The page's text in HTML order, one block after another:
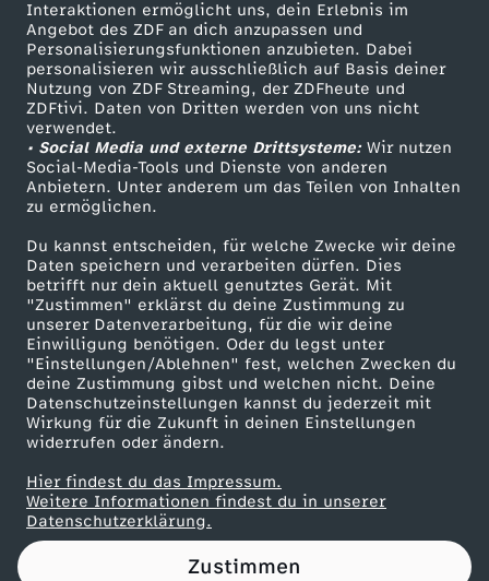
Interaktionen ermöglicht uns, dein Erlebnis im
Angebot des ZDF an dich anzupassen und
Personalisierungsfunktionen anzubieten. Dabei
personalisieren wir ausschließlich auf Basis deiner
Nutzung von ZDF Streaming, der ZDFheute und
ZDFtivi. Daten von Dritten werden von uns nicht
verwendet.
• Social Media und externe Drittsysteme:Wir nutzen
Social-Media-Tools und Dienste von anderen
Anbietern. Unter anderem um das Teilen von Inhalten
zu ermöglichen.
Du kannst entscheiden, für welche Zwecke wir deine
Daten speichern und verarbeiten dürfen. Dies
betrifft nur dein aktuell genutztes Gerät. Mit
"Zustimmen" erklärst du deine Zustimmung zu
unserer Datenverarbeitung, für die wir deine
Einwilligung benötigen. Oder du legst unter
"Einstellungen/Ablehnen" fest, welchen Zwecken du
deine Zustimmung gibst und welchen nicht. Deine
Datenschutzeinstellungen kannst du jederzeit mit
Wirkung für die Zukunft in deinen Einstellungen
widerrufen oder ändern.
Hier findest du das Impressum.
Weitere Informationen findest du in unserer
Datenschutzerklärung.
Zustimmen
o
p
a
v
o
m
2
2
.
J
a
Sendungen A-Z
TV-Programm
Hilfe
ZDF Unternehmen
Karriere
ZDF goes Schule
Werbefernsehen
Mainzelmännchen
Partner